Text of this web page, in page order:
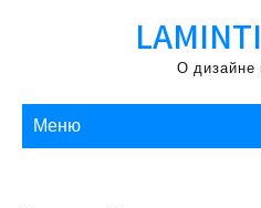
О дизайне
Меню